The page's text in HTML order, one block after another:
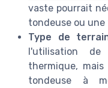
vaste pourrait
tondeuse ou
Type de
l'utilisation
thermique,
tondeuse à